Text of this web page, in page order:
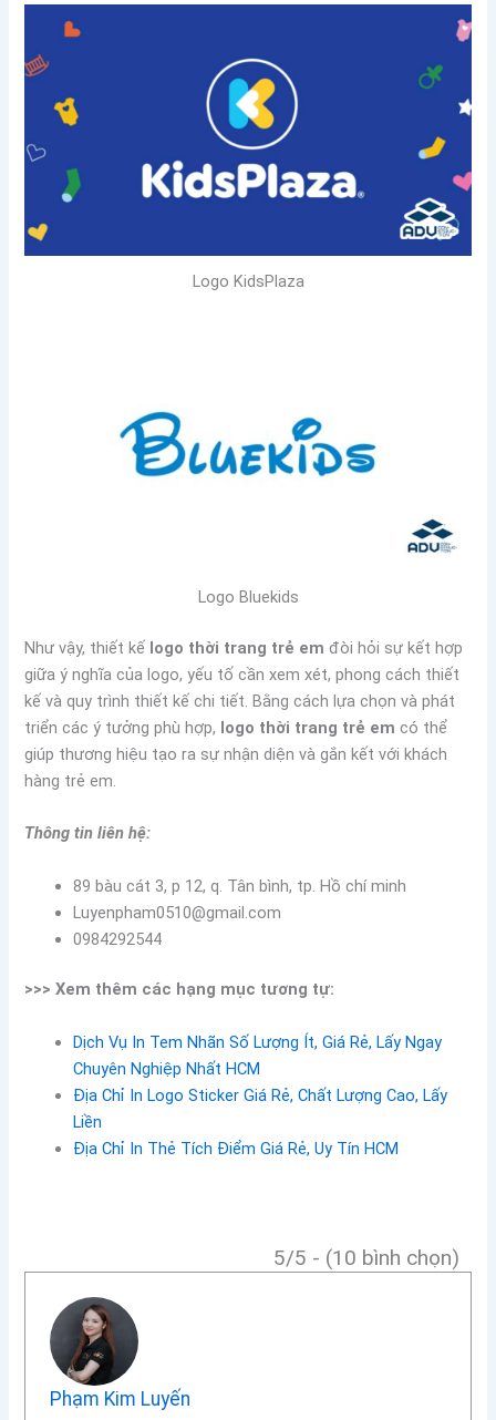
Logo KidsPlaza
Logo Bluekids
Như vậy, thiết kế logo thời trang trẻ em đòi hỏi sự kết hợp
giữa ý nghĩa của logo, yếu tố cần xem xét, phong cách thiết
kế và quy trình thiết kế chi tiết. Bằng cách lựa chọn và phát
triển các ý tưởng phù hợp, logo thời trang trẻ em có thể
giúp thương hiệu tạo ra sự nhận diện và gắn kết với khách
hàng trẻ em.
Thông tin liên hệ:
89 bàu cát 3, p 12, q. Tân bình, tp. Hồ chí minh
Luyenpham0510@gmail.com
0984292544
>>> Xem thêm các hạng mục tương tự:
Dịch Vụ In Tem Nhãn Số Lượng Ít, Giá Rẻ, Lấy Ngay
Chuyên Nghiệp Nhất HCM
Địa Chỉ In Logo Sticker Giá Rẻ, Chất Lượng Cao, Lấy
Liền
Địa Chỉ In Thẻ Tích Điểm Giá Rẻ, Uy Tín HCM
5/5 - (10 bình chọn)
Phạm Kim Luyến